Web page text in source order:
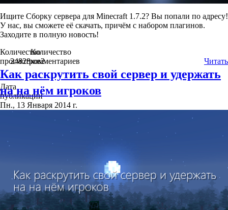
Ищите Сборку сервера для Minecraft 1.7.2? Вы попали по адресу!
У нас, вы сможете её скачать, причём с набором плагинов.
Заходите в полную новость!
Количество
просмотров
24828
Количество
комментариев
2 Читать
Как раскрутить свой сервер и удержать
на на нём игроков
Дата
публикации
Пн., 13 Января 2014 г.